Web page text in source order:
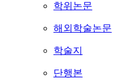
학위논문
해외학술논문
학술지
단행본